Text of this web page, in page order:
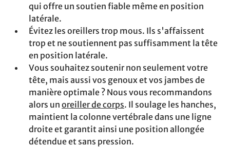
qui offre un soutien fiable même en position
latérale.
Évitez les oreillers trop mous. Ils s'affaissent
trop et ne soutiennent pas suffisamment la tête
en position latérale.
Vous souhaitez soutenir non seulement votre
tête, mais aussi vos genoux et vos jambes de
manière optimale ? Nous vous recommandons
alors un oreiller de corps. Il soulage les hanches,
maintient la colonne vertébrale dans une ligne
droite et garantit ainsi une position allongée
détendue et sans pression.